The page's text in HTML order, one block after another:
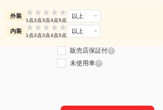
外装 ★
1点
★
2点
★
3点
★
4点
★
5点
以上
内装 ★
1点
★
2点
★
3点
★
4点
★
5点
以上
販売店保証付 ?
未使用車 ?